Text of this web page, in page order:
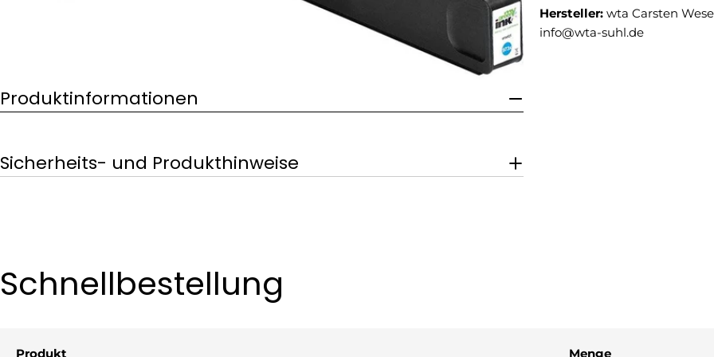
Produktinformationen
Sicherheits- und Produkthinweise
Hersteller: wta Carsten
info@wta-suhl.de
Schnellbestellung
Produkt Menge